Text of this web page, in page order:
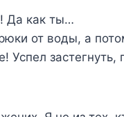
Да как ты…
от воды, а
Успел застегнуть,